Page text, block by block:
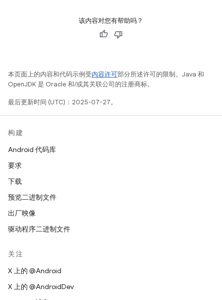
该内容对您有帮助吗？
本页面上的内容和代码示例受内容许可部分所述许可的限制。Java 和
OpenJDK 是 Oracle 和/或其关联公司的注册商标。
最后更新时间 (UTC)：2025-07-27。
构建
Android 代码库
要求
下载
预览二进制文件
出厂映像
驱动程序二进制文件
关注
X 上的 @Android
X 上的 @AndroidDev